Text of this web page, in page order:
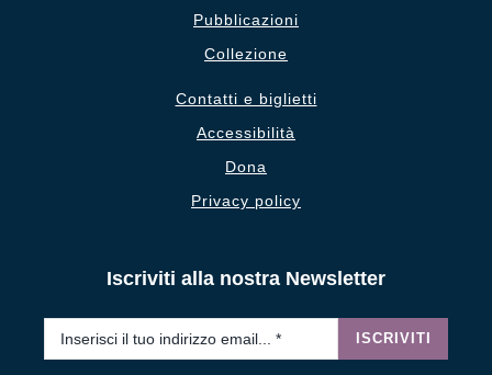
Pubblicazioni
Collezione
Contatti e biglietti
Accessibilità
Dona
Privacy policy
Iscriviti alla nostra Newsletter
ISCRIVITI